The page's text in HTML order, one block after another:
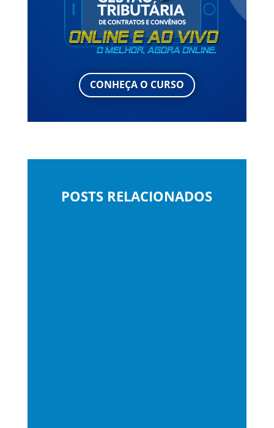
CONHEÇA O CURSO
POSTS RELACIONADOS